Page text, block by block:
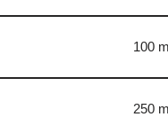
100
250